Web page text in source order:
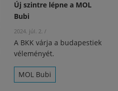
Új szintre lépne a MOL
Bubi
2024. júl. 2. /
A BKK várja a budapestiek
véleményét.
MOL Bubi